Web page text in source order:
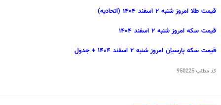
قیمت طلا امروز شنبه ۲ اسفند ۱۴۰۴ (اتحادیه)
قیمت سکه امروز شنبه ۲ اسفند ۱۴۰۴
قیمت سکه پارسیان امروز شنبه ۲ اسفند ۱۴۰۴ + جدول
کد مطلب950225